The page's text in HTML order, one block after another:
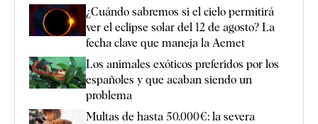
¿Cuándo sabremos si el cielo permitirá
ver el eclipse solar del 12 de agosto? La
fecha clave que maneja la Aemet
Los animales exóticos preferidos por los
españoles y que acaban siendo un
problema
Multas de hasta 50.000€: la severa